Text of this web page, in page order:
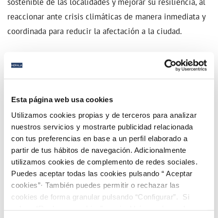
Esta página web usa cookies
Utilizamos cookies propias y de terceros para analizar
nuestros servicios y mostrarte publicidad relacionada
con tus preferencias en base a un perfil elaborado a
partir de tus hábitos de navegación. Adicionalmente
utilizamos cookies de complemento de redes sociales.
Puedes aceptar todas las cookies pulsando “ Aceptar
cookies”· También puedes permitir o rechazar las
cookies de forma granular pulsando “Configurar”. Si
reaccionar ante crisis climáticas de manera inmediata y
coordinada para reducir la afectación a la ciudad.
A ello hay que sumar su Plataforma de Inteligencia
Ambiental, una innovadora herramienta que facilita el
ecosistémicos en el ámbito municipal (incremento de
emisiones, ocupación de suelo, temperatura, índice de
humedad del suelo, cobertura verde del municipio,
número de árboles, densidad de población, calidad del
aire, contaminación lumínica, evolución de la línea de
costa, etc.), de forma que se puedan tomar decisiones,
así como estrategias que permitan a los municipios